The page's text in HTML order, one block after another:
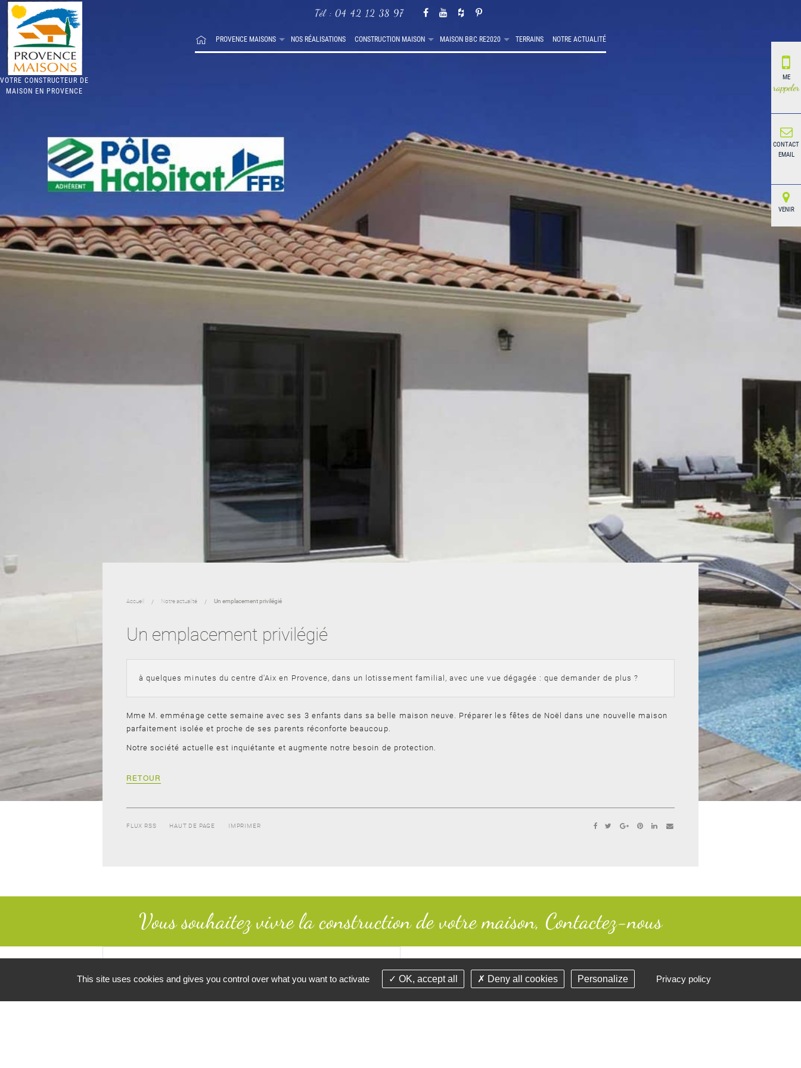
ME
rappeler
CONTACT
EMAIL
VENIR
VOTRE CONSTRUCTEUR DE
MAISON EN PROVENCE
Tél :04 42 12 38 97
PROVENCE MAISONS NOS RÉALISATIONS CONSTRUCTION MAISON MAISON BBC RE2020 TERRAINS NOTRE ACTUALITÉ
Accueil Notre actualité Un emplacement privilégié
Un emplacement privilégié
à quelques minutes du centre d'Aix en Provence, dans un lotissement familial, avec une vue dégagée : que demander de plus ?
Mme M. emménage cette semaine avec ses 3 enfants dans sa belle maison neuve. Préparer les fêtes de Noël dans une nouvelle maison
parfaitement isolée et proche de ses parents réconforte beaucoup.
Notre société actuelle est inquiétante et augmente notre besoin de protection.
RETOUR
FLUX RSS HAUT DE PAGE IMPRIMER
Vous souhaitez vivre la construction de votre maison, Contactez-nous
This site uses cookies and gives you control over what you want to activate OK, accept all Deny all cookies Personalize Privacy policy